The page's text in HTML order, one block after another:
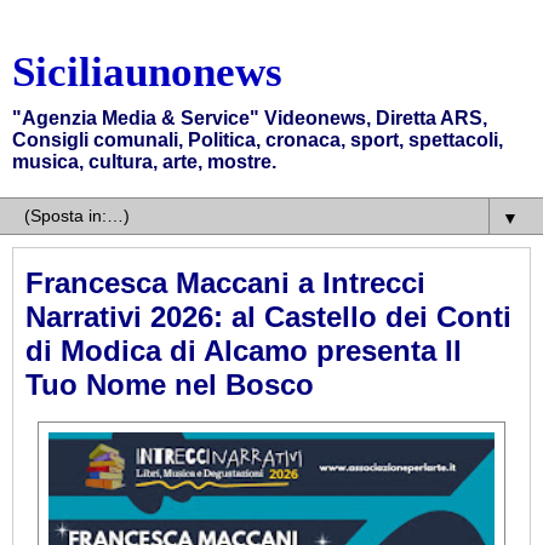
Siciliaunonews
"Agenzia Media & Service" Videonews, Diretta ARS,
Consigli comunali, Politica, cronaca, sport, spettacoli,
musica, cultura, arte, mostre.
▼
Francesca Maccani a Intrecci
Narrativi 2026: al Castello dei Conti
di Modica di Alcamo presenta Il
Tuo Nome nel Bosco